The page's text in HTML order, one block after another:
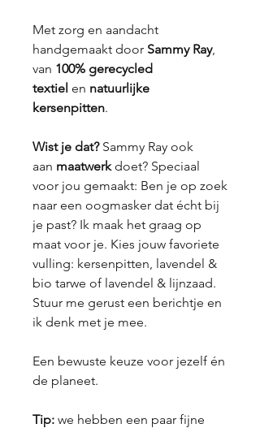
Met zorg en aandacht
handgemaakt door Sammy Ray,
van 100% gerecycled
textiel en natuurlijke
kersenpitten.
Wist je dat?Sammy Ray ook
aan maatwerkdoet? Speciaal
voor jou gemaakt: Ben je op zoek
naar een oogmasker dat écht bij
je past? Ik maak het graag op
maat voor je. Kies jouw favoriete
vulling: kersenpitten, lavendel &
bio tarwe of lavendel & lijnzaad.
Stuur me gerust een berichtje en
ik denk met je mee.
Een bewuste keuze voor jezelf én
de planeet.
Tip: we hebben een paar fijne